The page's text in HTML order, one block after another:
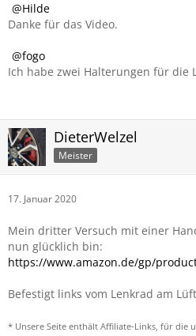
Hilde
Danke für das Video.
fogo
Ich habe zwei Halterungen für die
DieterWelzel
Meister
17. Januar 2020
Mein dritter Versuch mit einer
nun glücklich bin:
https://www.amazon.de/gp/
Befestigt links vom Lenkrad am
* Unsere Seite enthält Affiliate-Links, für die